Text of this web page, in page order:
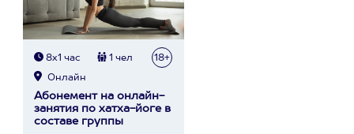
8х1 час 1 чел 18+
Онлайн
Абонемент на онлайн-
занятия по хатха-йоге в
составе группы